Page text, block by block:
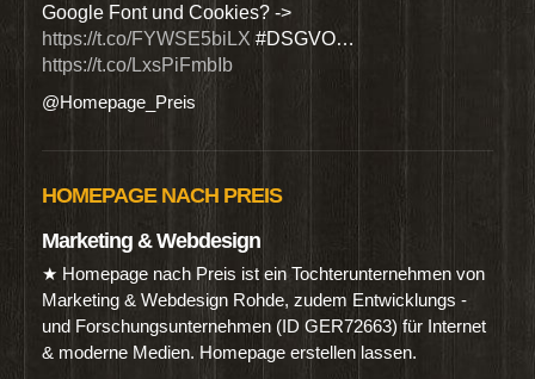
Google Font und Cookies? ->
https://t.co/FYWSE5biLX #DSGVO…
https://t.co/LxsPiFmbIb
@Homepage_Preis
HOMEPAGE NACH PREIS
Marketing & Webdesign
★ Homepage nach Preis ist ein Tochterunternehmen von
Marketing & Webdesign Rohde, zudem Entwicklungs -
und Forschungsunternehmen (ID GER72663) für Internet
& moderne Medien. Homepage erstellen lassen.